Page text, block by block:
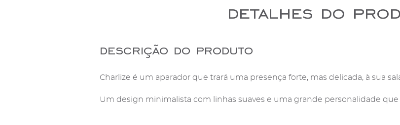
detalhes do
descrição do produto
Charlize é um aparador que trará uma presença forte, mas delicada, à sua
Um design minimalista com linhas suaves e uma grande personalidade que